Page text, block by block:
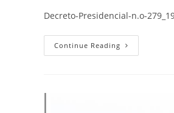
Decreto-Presidencial-n.o-
Continue Reading